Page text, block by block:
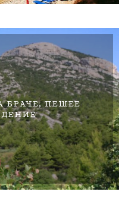
БРАЧЕ, ПЕШЕЕ